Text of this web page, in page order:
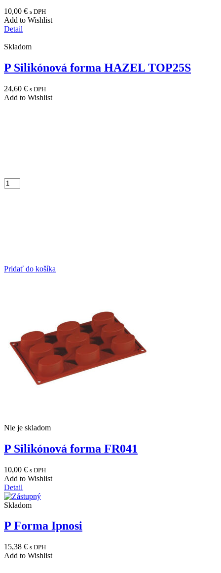
10,00 € s DPH
Add to Wishlist
Detail
Skladom
P Silikónová forma HAZEL TOP25S
24,60 € s DPH
Add to Wishlist
Pridať do košíka
Nie je skladom
P Silikónová forma FR041
10,00 € s DPH
Add to Wishlist
Detail
Skladom
P Forma Ipnosi
15,38 € s DPH
Add to Wishlist